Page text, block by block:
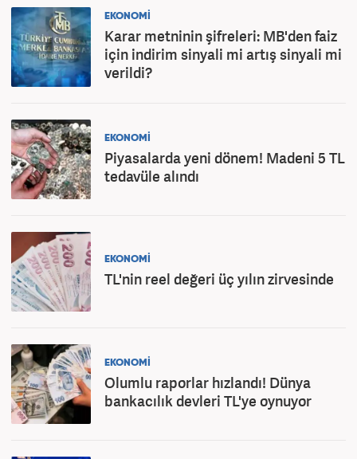
EKONOMİ
Karar metninin şifreleri: MB'den faiz
için indirim sinyali mi artış sinyali mi
verildi?
EKONOMİ
Piyasalarda yeni dönem! Madeni 5 TL
tedavüle alındı
EKONOMİ
TL'nin reel değeri üç yılın zirvesinde
EKONOMİ
Olumlu raporlar hızlandı! Dünya
bankacılık devleri TL'ye oynuyor